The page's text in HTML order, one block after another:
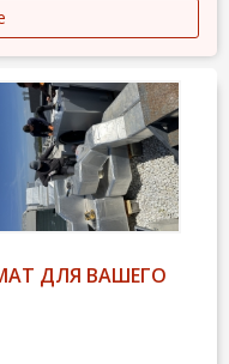
ДЛЯ ВАШЕГО